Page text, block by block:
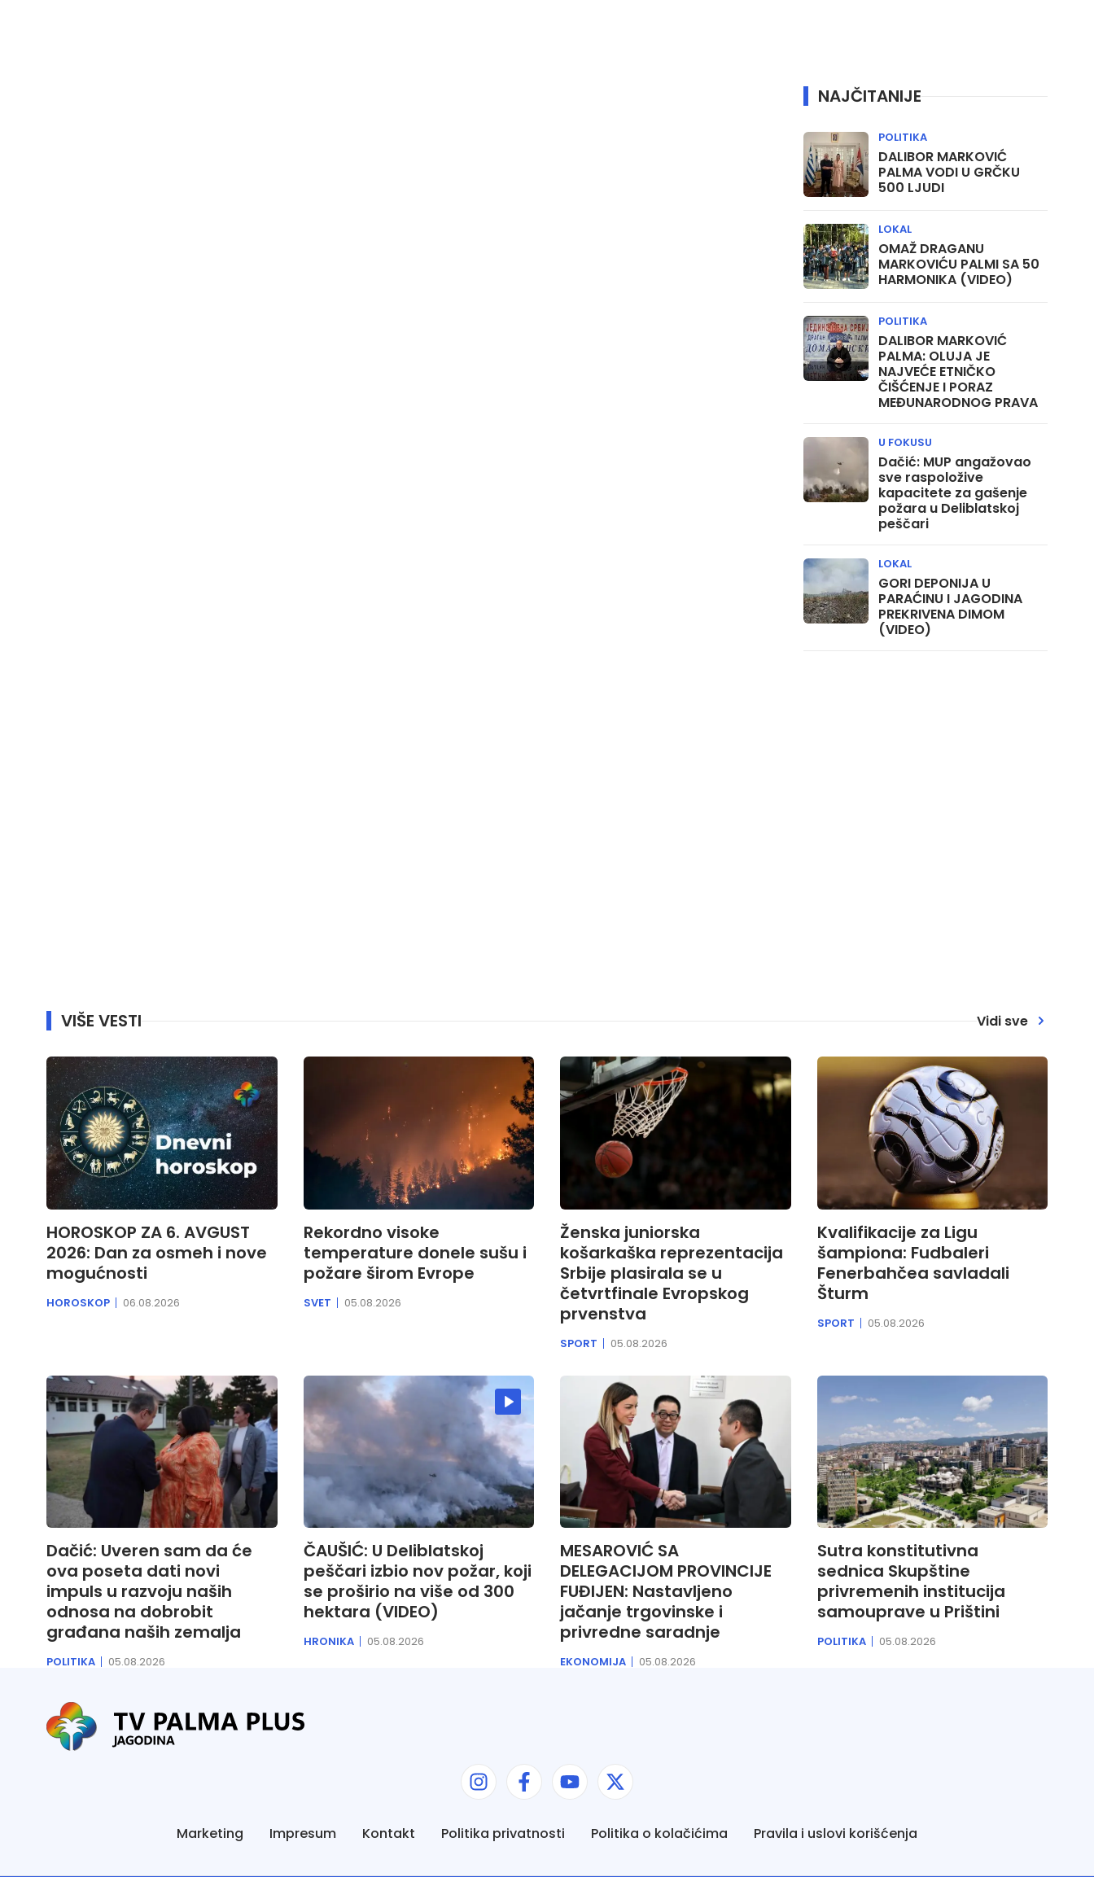
NAJČITANIJE
DALIBOR MARKOVIĆ
PALMA VODI U GRČKU
500 LJUDI
POLITIKA
OMAŽ DRAGANU
MARKOVIĆU PALMI SA 50
HARMONIKA (VIDEO)
LOKAL
DALIBOR MARKOVIĆ
PALMA: OLUJA JE
NAJVEĆE ETNIČKO
ČIŠĆENJE I PORAZ
MEĐUNARODNOG PRAVA
POLITIKA
Dačić: MUP angažovao
sve raspoložive
kapacitete za gašenje
požara u Deliblatskoj
peščari
U FOKUSU
GORI DEPONIJA U
PARAĆINU I JAGODINA
PREKRIVENA DIMOM
(VIDEO)
LOKAL
VIŠE VESTI Vidi sve
HOROSKOP ZA 6. AVGUST
2026: Dan za osmeh i nove
mogućnosti
HOROSKOP 06.08.2026
Rekordno visoke
temperature donele sušu i
požare širom Evrope
SVET 05.08.2026
Ženska juniorska
košarkaška reprezentacija
Srbije plasirala se u
četvrtfinale Evropskog
prvenstva
SPORT 05.08.2026
Kvalifikacije za Ligu
šampiona: Fudbaleri
Fenerbahčea savladali
Šturm
SPORT 05.08.2026
Dačić: Uveren sam da će
ova poseta dati novi
impuls u razvoju naših
odnosa na dobrobit
građana naših zemalja
POLITIKA 05.08.2026
ČAUŠIĆ: U Deliblatskoj
peščari izbio nov požar, koji
se proširio na više od 300
hektara (VIDEO)
HRONIKA 05.08.2026
MESAROVIĆ SA
DELEGACIJOM PROVINCIJE
FUĐIJEN: Nastavljeno
jačanje trgovinske i
privredne saradnje
EKONOMIJA 05.08.2026
Sutra konstitutivna
sednica Skupštine
privremenih institucija
samouprave u Prištini
POLITIKA 05.08.2026
Marketing Impresum Kontakt Politika privatnosti Politika o kolačićima Pravila i uslovi korišćenja